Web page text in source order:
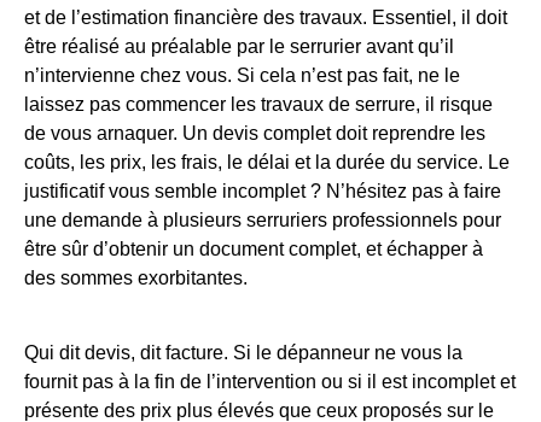
et de l’estimation financière des travaux. Essentiel, il doit
être réalisé au préalable par le serrurier avant qu’il
n’intervienne chez vous. Si cela n’est pas fait, ne le
laissez pas commencer les travaux de serrure, il risque
de vous arnaquer. Un devis complet doit reprendre les
coûts, les prix, les frais, le délai et la durée du service. Le
justificatif vous semble incomplet ? N’hésitez pas à faire
une demande à plusieurs serruriers professionnels pour
être sûr d’obtenir un document complet, et échapper à
des sommes exorbitantes.
Qui dit devis, dit facture. Si le dépanneur ne vous la
fournit pas à la fin de l’intervention ou si il est incomplet et
présente des prix plus élevés que ceux proposés sur le